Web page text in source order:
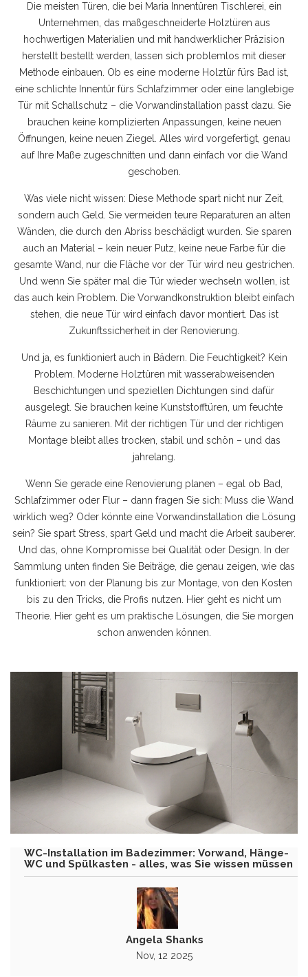
Die meisten Türen, die bei Maria Innentüren Tischlerei ein
Unternehmen, das maßgeschneiderte Holztüren aus
hochwertigen Materialien und mit handwerklicher Präzision
herstellt bestellt werden, lassen sich problemlos mit dieser
Methode einbauen. Ob es eine moderne Holztür fürs Bad ist,
eine schlichte Innentür fürs Schlafzimmer oder eine langlebige
Tür mit Schallschutz – die Vorwandinstallation passt dazu. Sie
brauchen keine komplizierten Anpassungen, keine neuen
Öffnungen, keine neuen Ziegel. Alles wird vorgefertigt, genau
auf Ihre Maße zugeschnitten und dann einfach vor die Wand
geschoben.
Was viele nicht wissen: Diese Methode spart nicht nur Zeit,
sondern auch Geld. Sie vermeiden teure Reparaturen an alten
Wänden, die durch den Abriss beschädigt wurden. Sie sparen
auch an Material – kein neuer Putz, keine neue Farbe für die
gesamte Wand, nur die Fläche vor der Tür wird neu gestrichen.
Und wenn Sie später mal die Tür wieder wechseln wollen, ist
das auch kein Problem. Die Vorwandkonstruktion bleibt einfach
stehen, die neue Tür wird einfach davor montiert. Das ist
Zukunftssicherheit in der Renovierung.
Und ja, es funktioniert auch in Bädern. Die Feuchtigkeit? Kein
Problem. Moderne Holztüren mit wasserabweisenden
Beschichtungen und speziellen Dichtungen sind dafür
ausgelegt. Sie brauchen keine Kunststofftüren, um feuchte
Räume zu sanieren. Mit der richtigen Tür und der richtigen
Montage bleibt alles trocken, stabil und schön – und das
jahrelang.
Wenn Sie gerade eine Renovierung planen – egal ob Bad,
Schlafzimmer oder Flur – dann fragen Sie sich: Muss die Wand
wirklich weg? Oder könnte eine Vorwandinstallation die Lösung
sein? Sie spart Stress, spart Geld und macht die Arbeit sauberer.
Und das, ohne Kompromisse bei Qualität oder Design. In der
Sammlung unten finden Sie Beiträge, die genau zeigen, wie das
funktioniert: von der Planung bis zur Montage, von den Kosten
bis zu den Tricks, die Profis nutzen. Hier geht es nicht um
Theorie. Hier geht es um praktische Lösungen, die Sie morgen
schon anwenden können.
WC-Installation im Badezimmer: Vorwand, Hänge-
WC und Spülkasten - alles, was Sie wissen müssen
Angela Shanks
Nov, 12 2025